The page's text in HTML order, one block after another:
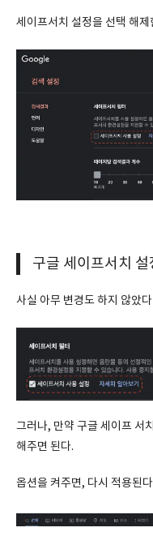
세이프서치 설정을 선택 해
구글 세이프서치 설
사실 아무 변경도 하지 않았
그러나, 만약 구글 세이프 서
해주면 된다.
옵션을 켜주면, 다시 적용된